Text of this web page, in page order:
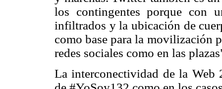
los contingentes porque con
infiltrados y la ubicación de
como base para la movilización
redes sociales como en las
La interconectividad de la Web